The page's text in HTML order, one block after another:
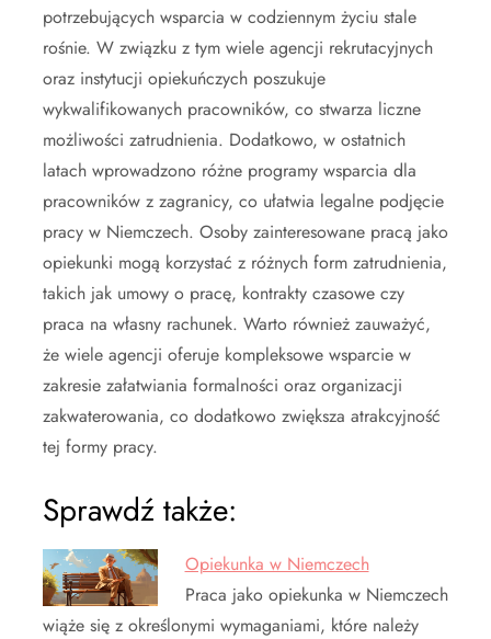
potrzebujących wsparcia w codziennym życiu stale
rośnie. W związku z tym wiele agencji rekrutacyjnych
oraz instytucji opiekuńczych poszukuje
wykwalifikowanych pracowników, co stwarza liczne
możliwości zatrudnienia. Dodatkowo, w ostatnich
latach wprowadzono różne programy wsparcia dla
pracowników z zagranicy, co ułatwia legalne podjęcie
pracy w Niemczech. Osoby zainteresowane pracą jako
opiekunki mogą korzystać z różnych form zatrudnienia,
takich jak umowy o pracę, kontrakty czasowe czy
praca na własny rachunek. Warto również zauważyć,
że wiele agencji oferuje kompleksowe wsparcie w
zakresie załatwiania formalności oraz organizacji
zakwaterowania, co dodatkowo zwiększa atrakcyjność
tej formy pracy.
Sprawdź także:
Opiekunka w Niemczech
Praca jako opiekunka w Niemczech
wiąże się z określonymi wymaganiami, które należy